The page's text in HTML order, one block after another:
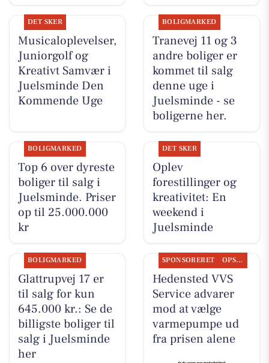
DET SKER
Musicaloplevelser,
Juniorgolf og
Kreativt Samvær i
Juelsminde Den
Kommende Uge
BOLIGMARKED
Tranevej 11 og 3
andre boliger er
kommet til salg
denne uge i
Juelsminde - se
boligerne her.
BOLIGMARKED
Top 6 over dyreste
boliger til salg i
Juelsminde. Priser
op til 25.000.000
kr
DET SKER
Oplev
forestillinger og
kreativitet: En
weekend i
Juelsminde
BOLIGMARKED
Glattrupvej 17 er
til salg for kun
645.000 kr.: Se de
billigste boliger til
salg i Juelsminde
her
SPONSORERET OPSLAGSTAVLEN
Hedensted VVS
Service advarer
mod at vælge
varmepumpe ud
fra prisen alene